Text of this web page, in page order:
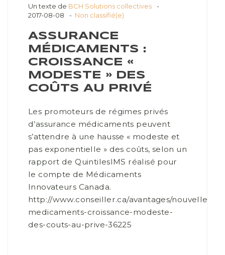
Un texte de BCH Solutions collectives
2017-08-08
Non classifié(e)
ASSURANCE
MÉDICAMENTS :
CROISSANCE «
MODESTE » DES
COÛTS AU PRIVÉ
Les promoteurs de régimes privés
d’assurance médicaments peuvent
s’attendre à une hausse « modeste et
pas exponentielle » des coûts, selon un
rapport de QuintilesIMS réalisé pour
le compte de Médicaments
Innovateurs Canada.
http://www.conseiller.ca/avantages/nouvelles/
medicaments-croissance-modeste-
des-couts-au-prive-36225